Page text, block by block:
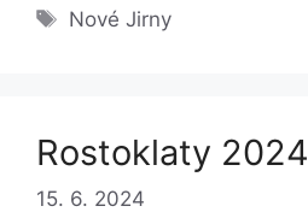
Štítky
Nové Jirny
Rostoklaty
15. 6. 2024